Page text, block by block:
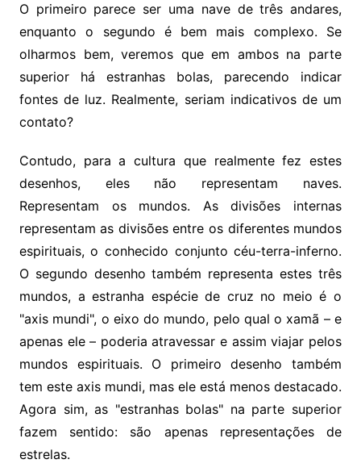
O primeiro parece ser uma nave de três andares,
enquanto o segundo é bem mais complexo. Se
olharmos bem, veremos que em ambos na parte
superior há estranhas bolas, parecendo indicar
fontes de luz. Realmente, seriam indicativos de um
contato?
Contudo, para a cultura que realmente fez estes
desenhos, eles não representam naves.
Representam os mundos. As divisões internas
representam as divisões entre os diferentes mundos
espirituais, o conhecido conjunto céu-terra-inferno.
O segundo desenho também representa estes três
mundos, a estranha espécie de cruz no meio é o
"axis mundi", o eixo do mundo, pelo qual o xamã – e
apenas ele – poderia atravessar e assim viajar pelos
mundos espirituais. O primeiro desenho também
tem este axis mundi, mas ele está menos destacado.
Agora sim, as "estranhas bolas" na parte superior
fazem sentido: são apenas representações de
estrelas.